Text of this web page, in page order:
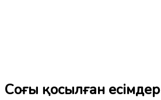
Соңғы қосылған есімдер